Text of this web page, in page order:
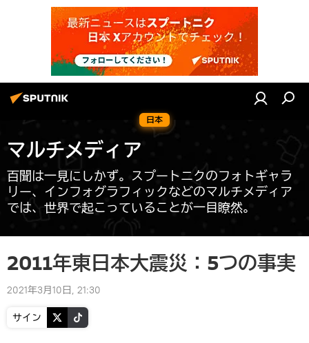
日本
マルチメディア
百聞は一見にしかず。スプートニクのフォトギャラ
リー、インフォグラフィックなどのマルチメディア
では、世界で起こっていることが一目瞭然。
2011年東日本大震災：5つの事実
2021年3月10日, 21:30
サイン